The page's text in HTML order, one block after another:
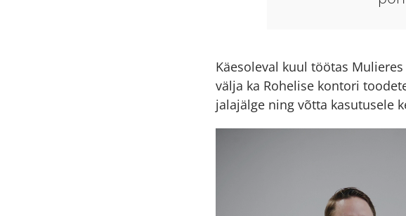
Käesoleval kuul töötas
välja ka Rohelise kontori
jalajälge ning võtta kasutusele